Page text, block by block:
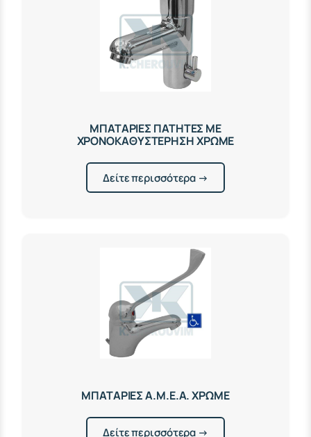
ΜΠΑΤΑΡΙΕΣ ΠΑΤΗΤΕΣ ΜΕ
ΧΡΟΝΟΚΑΘΥΣΤΕΡΗΣΗ ΧΡΩΜΕ
Δείτε περισσότερα →
ΜΠΑΤΑΡΙΕΣ Α.Μ.Ε.Α. ΧΡΩΜΕ
Δείτε περισσότερα →